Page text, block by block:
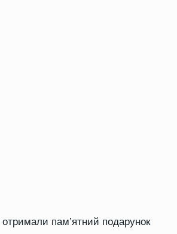
пам’ятний подарунок